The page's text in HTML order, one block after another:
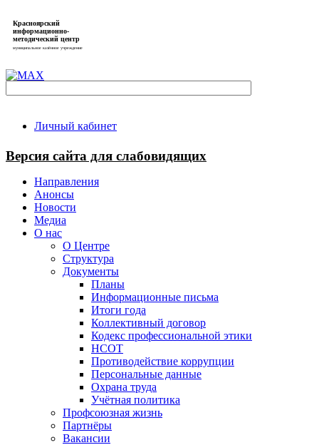
Красноярский
информационно-
методический центр
муниципальное казённое учреждение
Личный кабинет
Версия сайта для слабовидящих
Направления
Анонсы
Новости
Медиа
О нас
О Центре
Структура
Документы
Планы
Информационные письма
Итоги года
Коллективный договор
Кодекс профессиональной этики
НСОТ
Противодействие коррупции
Персональные данные
Охрана труда
Учётная политика
Профсоюзная жизнь
Партнёры
Вакансии